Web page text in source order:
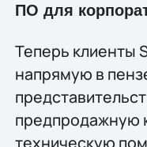
ПО для
Теперь клиенты
напрямую в
предпродажную
техническую